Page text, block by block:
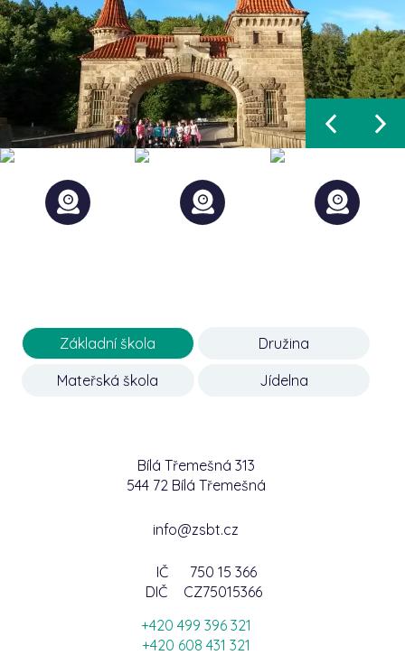
Základní škola Družina
Mateřská škola Jídelna
Bílá Třemešná 313
544 72 Bílá Třemešná
info@zsbt.cz
IČ
750 15 366
DIČ
CZ75015366
+420 499 396 321
+420 608 431 321